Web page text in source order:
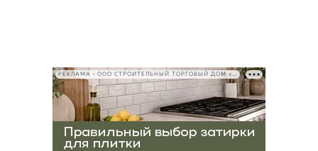
РЕКЛАМА • ООО СТРОИТЕЛЬНЫЙ ТОРГОВЫЙ ДОМ «ПЕТРОВИЧ», ИНН 7802348846